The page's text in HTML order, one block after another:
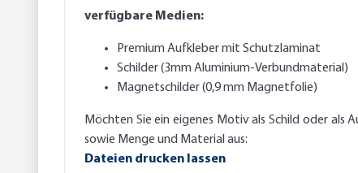
verfügbare Medien:
Premium Aufkleber mit Schutzlaminat
Schilder (3mm Aluminium-Verbundmaterial)
Magnetschilder (0,9 mm Magnetfolie)
Möchten Sie ein eigenes Motiv als Schild oder als
sowie Menge und Material aus:
Dateien drucken lassen